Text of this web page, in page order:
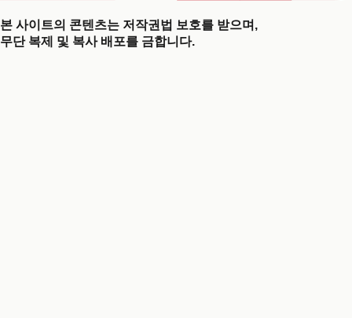
본 사이트의 콘텐츠는 저작권법 보호를 받으며,
무단 복제 및 복사 배포를 금합니다.